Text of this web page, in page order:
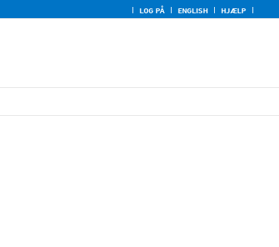
LOG PÅ ENGLISH HJÆLP